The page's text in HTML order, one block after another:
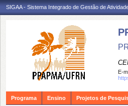
SIGAA - Sistema Integrado de Gestão de
E-
Programa Ensino Projetos de